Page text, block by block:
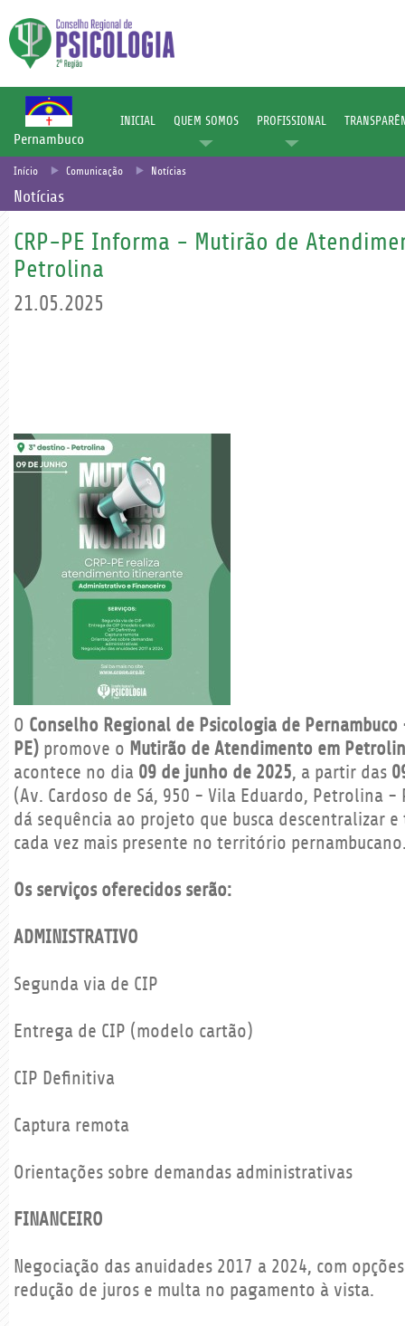
Pernambuco
INICIAL QUEM SOMOS PROFISSIONAL
Início Comunicação Notícias
Notícias
CRP-PE Informa - Mutirão de
Petrolina
21.05.2025
O Conselho Regional de Psicologia de Pernambuco
PE) promove o Mutirão de Atendimento em
acontece no dia 09 de junho de 2025, a partir das
(Av. Cardoso de Sá, 950 - Vila Eduardo, Petrolina -
dá sequência ao projeto que busca descentralizar
cada vez mais presente no território
Os serviços oferecidos serão:
ADMINISTRATIVO
Segunda via de CIP
Entrega de CIP (modelo cartão)
CIP Definitiva
Captura remota
Orientações sobre demandas administrativas
FINANCEIRO
Negociação das anuidades 2017 a 2024, com
redução de juros e multa no pagamento à vista.